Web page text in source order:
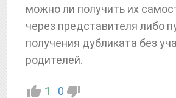
можно ли получить их
через представителя либо
получения дубликата без
родителей.
1 0